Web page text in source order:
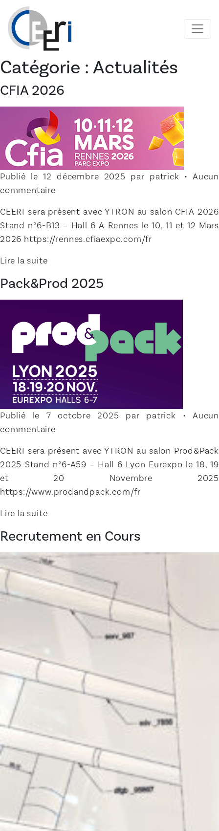
Catégorie : Actualités
CFIA 2026
Publié le 12 décembre 2025 par patrick • Aucun
commentaire
CEERI sera présent avec YTRON au salon CFIA 2026
Stand n°6-B13 – Hall 6 A Rennes le 10, 11 et 12 Mars
2026 https://rennes.cfiaexpo.com/fr
Lire la suite
Pack&Prod 2025
Publié le 7 octobre 2025 par patrick • Aucun
commentaire
CEERI sera présent avec YTRON au salon Prod&Pack
2025 Stand n°6-A59 – Hall 6 Lyon Eurexpo le 18, 19
et 20 Novembre 2025
https://www.prodandpack.com/fr
Lire la suite
Recrutement en Cours